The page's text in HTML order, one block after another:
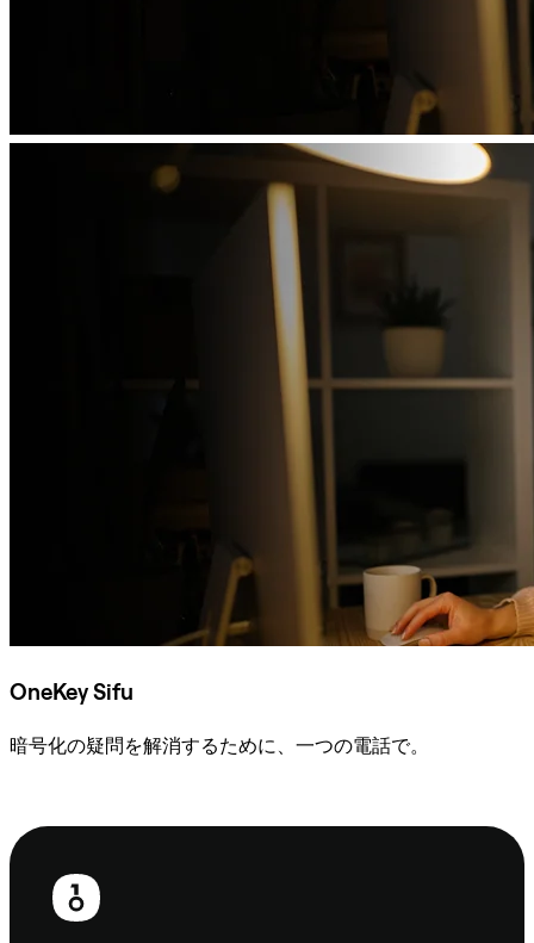
OneKey Sifu
暗号化の疑問を解消するために、一つの電話で。
フ